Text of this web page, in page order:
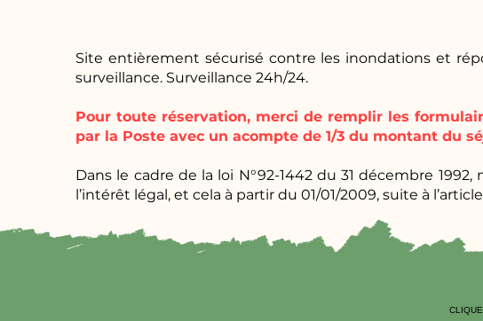
Site entièrement sécurisé contre les inondations et
surveillance. Surveillance 24h/24.
Pour toute réservation, merci de remplir les
par la Poste avec un acompte de 1/3 du montant du
Dans le cadre de la loi N°92-1442 du 31 décembre
l’intérêt légal, et cela à partir du 01/01/2009, suite à l’article